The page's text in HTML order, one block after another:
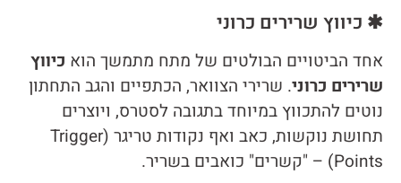
✱ כיווץ שרירים כרוני
אחד הביטויים הבולטים של מתח מתמשך הוא כיווץ
שרירים כרוני. שרירי הצוואר, הכתפיים והגב התחתון
נוטים להתכווץ במיוחד בתגובה לסטרס, ויוצרים
תחושת נוקשות, כאב ואף נקודות טריגר (Trigger
Points) – "קשרים" כואבים בשריר.